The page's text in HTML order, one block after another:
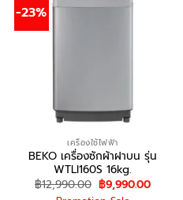
-23%
เครื่องใช้ไฟฟ้า
BEKO เครื่องซักผ้าฝาบน รุ่น
WTLI160S 16kg.
฿12,990.00 Original
price
฿9,990.00